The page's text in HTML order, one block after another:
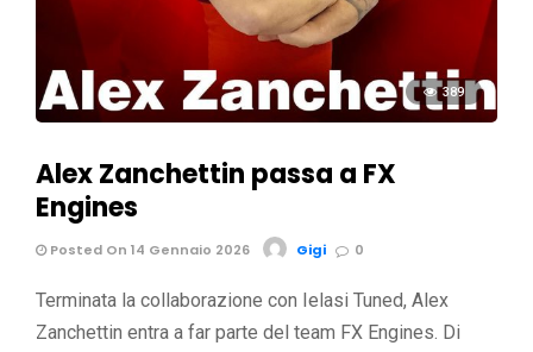
389
Alex Zanchettin passa a FX
Engines
Posted On 14 Gennaio 2026 Gigi 0
Terminata la collaborazione con Ielasi Tuned, Alex
Zanchettin entra a far parte del team FX Engines. Di